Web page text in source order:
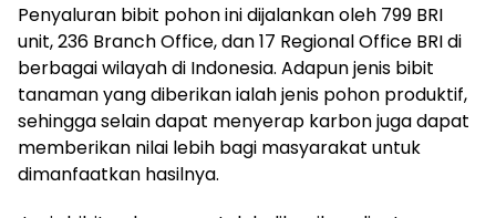
Penyaluran bibit pohon ini dijalankan oleh 799 BRI
unit, 236 Branch Office, dan 17 Regional Office BRI di
berbagai wilayah di Indonesia. Adapun jenis bibit
tanaman yang diberikan ialah jenis pohon produktif,
sehingga selain dapat menyerap karbon juga dapat
memberikan nilai lebih bagi masyarakat untuk
dimanfaatkan hasilnya.